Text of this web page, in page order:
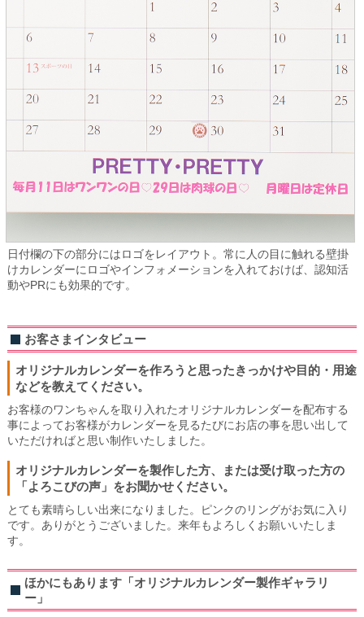
日付欄の下の部分にはロゴをレイアウト。常に人の目に触れる壁掛
けカレンダーにロゴやインフォメーションを入れておけば、認知活
動やPRにも効果的です。
お客さまインタビュー
オリジナルカレンダーを作ろうと思ったきっかけや目的・用途
などを教えてください。
お客様のワンちゃんを取り入れたオリジナルカレンダーを配布する
事によってお客様がカレンダーを見るたびにお店の事を思い出して
いただければと思い制作いたしました。
オリジナルカレンダーを製作した方、または受け取った方の
「よろこびの声」をお聞かせください。
とても素晴らしい出来になりました。ピンクのリングがお気に入り
です。ありがとうございました。来年もよろしくお願いいたしま
す。
ほかにもあります「オリジナルカレンダー製作ギャラリ
ー」